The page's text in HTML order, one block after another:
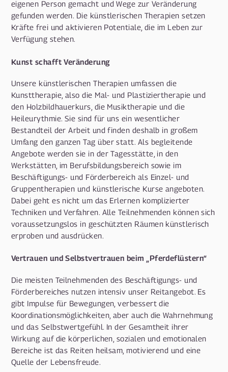
eigenen Person gemacht und Wege zur Veränderung
gefunden werden. Die künstlerischen Therapien setzen
Kräfte frei und aktivieren Potentiale, die im Leben zur
Verfügung stehen.
Kunst schafft Veränderung
Unsere künstlerischen Therapien umfassen die
Kunsttherapie, also die Mal- und Plastiziertherapie und
den Holzbildhauerkurs, die Musiktherapie und die
Heileurythmie. Sie sind für uns ein wesentlicher
Bestandteil der Arbeit und finden deshalb in großem
Umfang den ganzen Tag über statt. Als begleitende
Angebote werden sie in der Tagesstätte, in den
Werkstätten, im Berufsbildungsbereich sowie im
Beschäftigungs- und Förderbereich als Einzel- und
Gruppentherapien und künstlerische Kurse angeboten.
Dabei geht es nicht um das Erlernen komplizierter
Techniken und Verfahren. Alle Teilnehmenden können sich
voraussetzungslos in geschützten Räumen künstlerisch
erproben und ausdrücken.
Vertrauen und Selbstvertrauen beim „Pferdeflüstern“
Die meisten Teilnehmenden des Beschäftigungs- und
Förderbereiches nutzen intensiv unser Reitangebot. Es
gibt Impulse für Bewegungen, verbessert die
Koordinationsmöglichkeiten, aber auch die Wahrnehmung
und das Selbstwertgefühl. In der Gesamtheit ihrer
Wirkung auf die körperlichen, sozialen und emotionalen
Bereiche ist das Reiten heilsam, motivierend und eine
Quelle der Lebensfreude.